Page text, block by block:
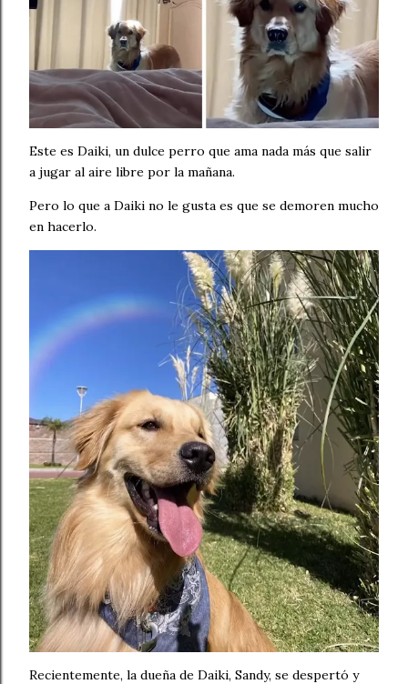
Este es Daiki, un dulce perro que ama nada más que salir
a jugar al aire libre por la mañana.
Pero lo que a Daiki no le gusta es que se demoren mucho
en hacerlo.
Recientemente, la dueña de Daiki, Sandy, se despertó y